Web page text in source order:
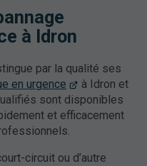
à Idron
par la qualité ses
en urgence
à Idron et
sont disponibles
et efficacement
circuit ou d’autre